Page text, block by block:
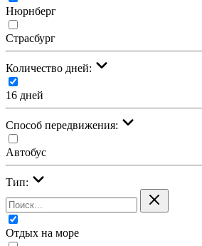
Нюрнберг
Страсбург
Количество дней:
16 дней
Cпособ передвижения:
Автобус
Тип:
Отдых на море